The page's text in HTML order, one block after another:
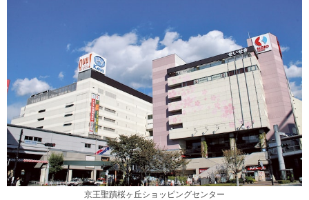
京王聖蹟桜ヶ丘ショッピングセンター